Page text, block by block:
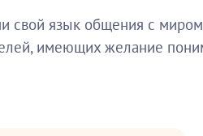
свой язык общения с
имеющих желание